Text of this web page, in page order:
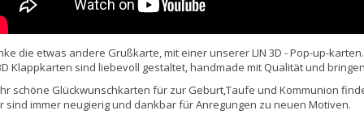
die etwas andere Grußkarte, mit einer unserer LIN 3D - Pop-up-karten.
Klappkarten sind liebevoll gestaltet, handmade mit Qualität und
schöne Glückwunschkarten für zur Geburt,Taufe und Kommunion
sind immer neugierig und dankbar für Anregungen zu neuen Motiven.